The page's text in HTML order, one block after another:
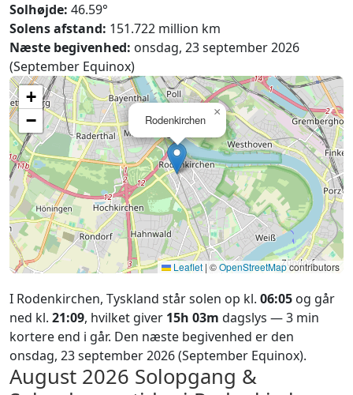
Solhøjde: 46.59°
Solens afstand: 151.722 million km
Næste begivenhed: onsdag, 23 september 2026
(September Equinox)
Rodenkirchen
×
+
−
Leaflet | ©OpenStreetMapcontributors
I Rodenkirchen, Tyskland står solen op kl. 06:05 og går
ned kl. 21:09, hvilket giver 15h 03m dagslys — 3 min
kortere end i går. Den næste begivenhed er den
onsdag, 23 september 2026 (September Equinox).
August 2026 Solopgang &